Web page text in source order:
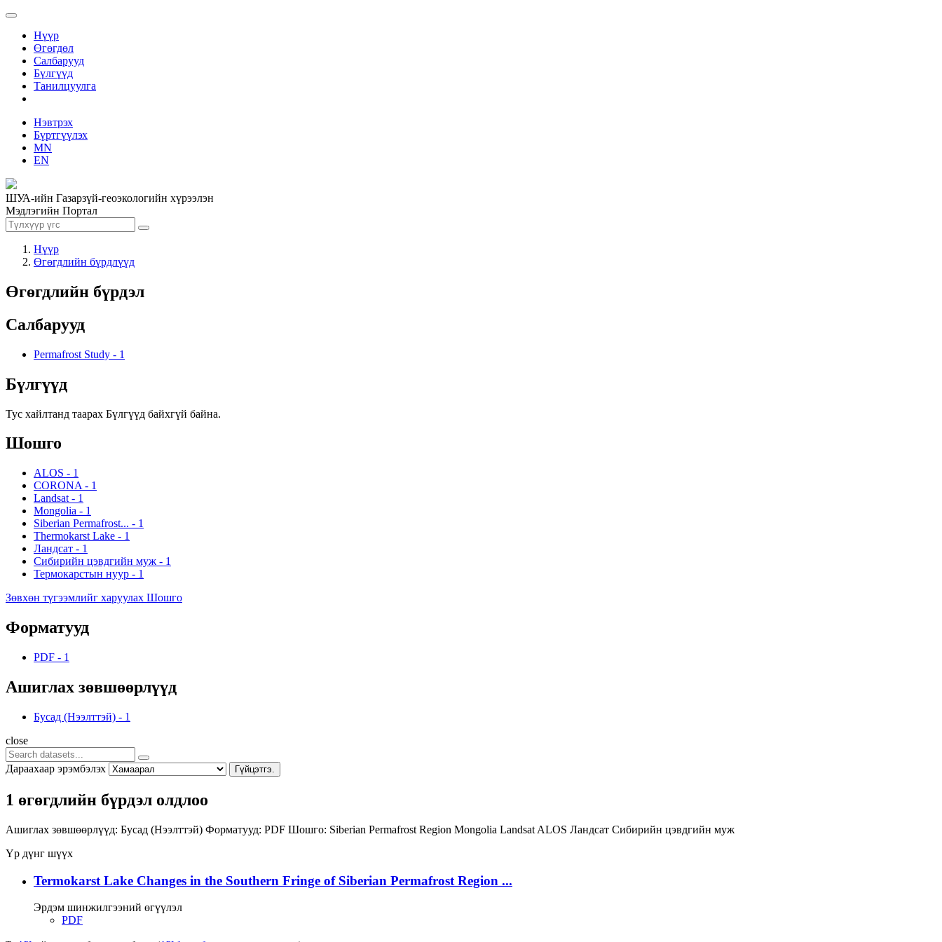
Нүүр
Өгөгдөл
Салбарууд
Бүлгүүд
Танилцуулга
Нэвтрэх
Бүртгүүлэх
MN
EN
ШУА-ийн Газарзүй-геоэкологийн хүрээлэн
Мэдлэгийн Портал
Нүүр
Өгөгдлийн бүрдлүүд
Өгөгдлийн бүрдэл
Салбарууд
Permafrost Study - 1
Бүлгүүд
Тус хайлтанд таарах Бүлгүүд байхгүй байна.
Шошго
ALOS - 1
CORONA - 1
Landsat - 1
Mongolia - 1
Siberian Permafrost... - 1
Thermokarst Lake - 1
Ландсат - 1
Сибирийн цэвдгийн муж - 1
Термокарстын нуур - 1
Зөвхөн түгээмлийг харуулах Шошго
Форматууд
PDF - 1
Ашиглах зөвшөөрлүүд
Бусад (Нээлттэй) - 1
close
Дараахаар эрэмбэлэх Гүйцэтгэ.
1 өгөгдлийн бүрдэл олдлоо
Ашиглах зөвшөөрлүүд: Бусад (Нээлттэй) Форматууд: PDF Шошго: Siberian Permafrost Region Mongolia Landsat ALOS Ландсат Сибирийн цэвдгийн муж
Үр дүнг шүүх
Termokarst Lake Changes in the Southern Fringe of Siberian Permafrost Region ...
Эрдэм шинжилгээний өгүүлэл
PDF